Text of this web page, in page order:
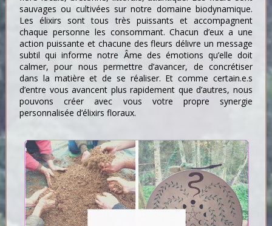
sauvages ou cultivées sur notre domaine biodynamique.
Les élixirs sont tous très puissants et accompagnent
chaque personne les consommant. Chacun d’eux a une
action puissante et chacune des fleurs délivre un message
subtil qui informe notre Âme des émotions qu’elle doit
calmer, pour nous permettre d’avancer, de concrétiser
dans la matière et de se réaliser. Et comme certain.e.s
d’entre vous avancent plus rapidement que d’autres, nous
pouvons créer avec vous votre propre synergie
personnalisée d’élixirs floraux.